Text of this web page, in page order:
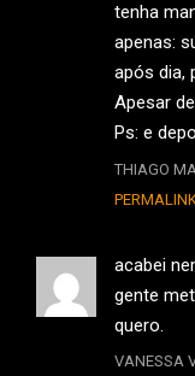
tenha
apenas:
após dia,
Apesar
Ps: e
THIAGO
acabei
gente
quero.
VANESSA